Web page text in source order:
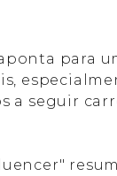
para
a seguir